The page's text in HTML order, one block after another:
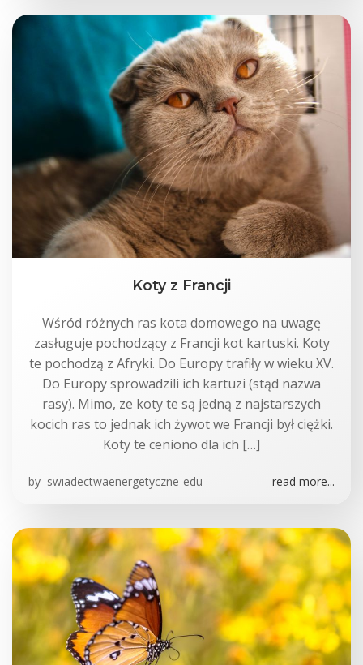
Koty z Francji
Wśród różnych ras kota domowego na uwagę
zasługuje pochodzący z Francji kot kartuski. Koty
te pochodzą z Afryki. Do Europy trafiły w wieku XV.
Do Europy sprowadzili ich kartuzi (stąd nazwa
rasy). Mimo, ze koty te są jedną z najstarszych
kocich ras to jednak ich żywot we Francji był ciężki.
Koty te ceniono dla ich […]
by swiadectwaenergetyczne-edu read more...